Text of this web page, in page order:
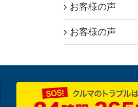
お客様の声
お客様の声